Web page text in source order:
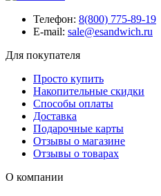
Телефон: 8(800) 775-89-19
E-mail: sale@esandwich.ru
Для покупателя
Просто купить
Накопительные скидки
Способы оплаты
Доставка
Подарочные карты
Отзывы о магазине
Отзывы о товарах
О компании